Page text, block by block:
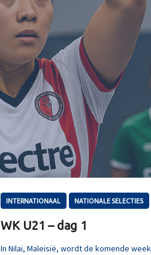
INTERNATIONAAL NATIONALE SELECTIES
WK U21 – dag 1
In Nilai, Maleisië, wordt de komende